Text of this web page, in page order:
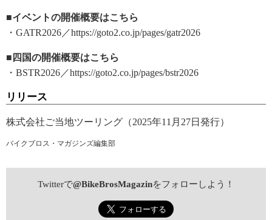
■イベントの開催概要はこちら
・GATR2026／https://goto2.co.jp/pages/gatr2026
■四国の開催概要はこちら
・BSTR2026／https://goto2.co.jp/pages/bstr2026
リリース
株式会社ご当地ツーリング（2025年11月27日発行）
バイクブロス・マガジンズ編集部
Twitterで@BikeBrosMagazinをフォローしよう！